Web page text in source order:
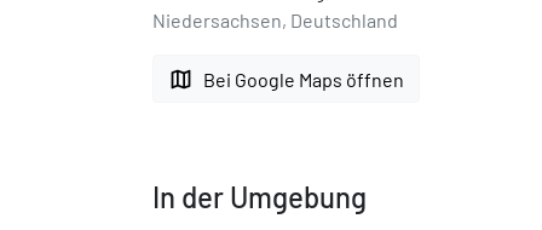
Niedersachsen, Deutschland
map Bei Google Maps öffnen
In der Umgebung